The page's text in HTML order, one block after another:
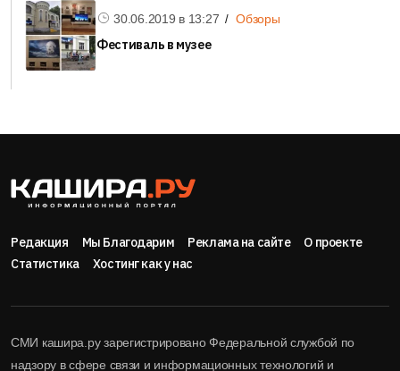
30.06.2019 в 13:27 Обзоры
Фестиваль в музее
Редакция Мы Благодарим Реклама на сайте
О проекте
Статистика
Хостинг как у нас
СМИ кашира.ру зарегистрировано Федеральной службой по
надзору в сфере связи и информационных технологий и